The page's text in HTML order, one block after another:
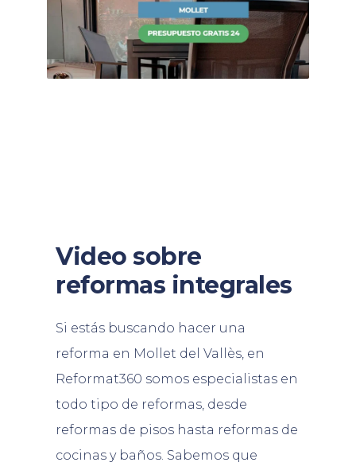
Video sobre
reformas integrales
Si estás buscando hacer una
reforma en Mollet del Vallès, en
Reformat360 somos especialistas en
todo tipo de reformas, desde
reformas de pisos hasta reformas de
cocinas y baños. Sabemos que